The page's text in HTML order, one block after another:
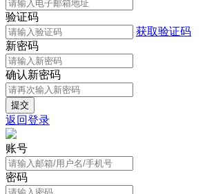
验证码
获取验证码
新密码
确认新密码
返回登录
账号
密码